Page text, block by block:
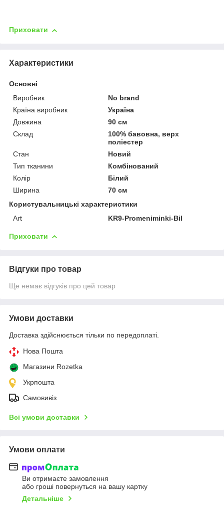
Приховати
Характеристики
Основні
Виробник
No brand
Країна виробник
Україна
Довжина
90 см
Склад
100% бавовна, верх
поліестер
Стан
Новий
Тип тканини
Комбінований
Колір
Білий
Ширина
70 см
Користувальницькі характеристики
Art
KR9-Promeniminki-Bil
Приховати
Відгуки про товар
Ще немає відгуків про цей товар
Умови доставки
Доставка здійснюється тільки по передоплаті.
Нова Пошта
Магазини Rozetka
Укрпошта
Самовивіз
Всі умови доставки
Умови оплати
Ви отримаєте замовлення
або гроші повернуться на вашу картку
Детальніше